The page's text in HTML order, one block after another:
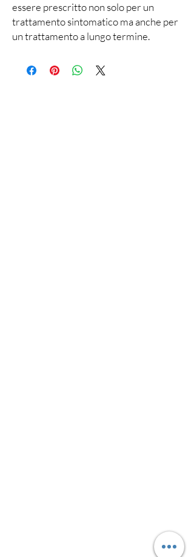
essere prescritto non solo per un
trattamento sintomatico ma anche per
un trattamento a lungo termine.